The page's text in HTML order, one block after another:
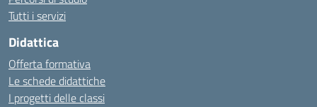
Tutti i servizi
Didattica
Offerta formativa
Le schede didattiche
I progetti delle classi